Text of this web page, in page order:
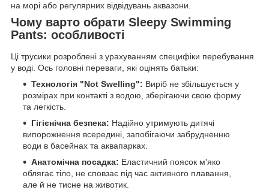
на морі або регулярних відвідувань аквазони.
Чому варто обрати Sleepy Swimming
Pants: особливості
Ці трусики розроблені з урахуванням специфіки перебування
у воді. Ось головні переваги, які оцінять батьки:
Технологія "Not Swelling": Виріб не збільшується у
розмірах при контакті з водою, зберігаючи свою форму
та легкість.
Гігієнічна безпека: Надійно утримують дитячі
випорожнення всередині, запобігаючи забрудненню
води в басейнах та аквапарках.
Анатомічна посадка: Еластичний поясок м'яко
облягає тіло, не сповзає під час активного плавання,
але й не тисне на животик.